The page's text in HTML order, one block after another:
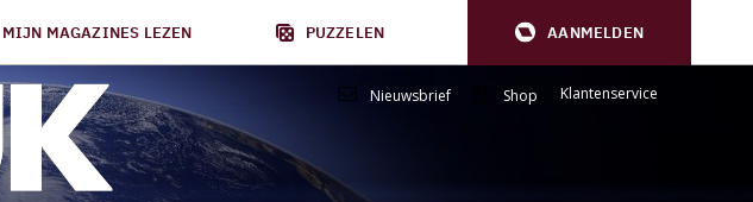
MIJN MAGAZINES LEZEN PUZZELEN AANMELDEN
Nieuwsbrief Shop Klantenservice